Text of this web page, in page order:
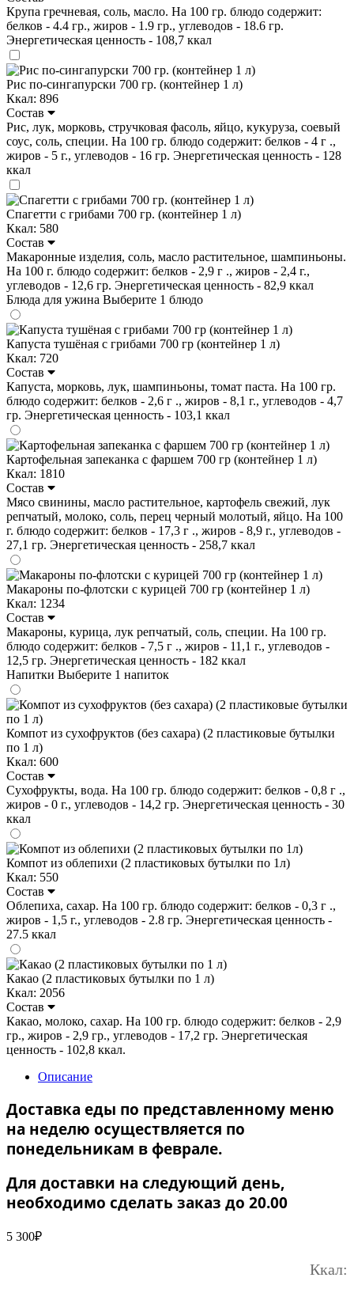
Крупа гречневая, соль, масло. На 100 гр. блюдо содержит:
белков - 4.4 гр., жиров - 1.9 гр., углеводов - 18.6 гр.
Энергетическая ценность - 108,7 ккал
Рис по-сингапурски 700 гр. (контейнер 1 л)
Ккал: 896
Состав
Рис, лук, морковь, стручковая фасоль, яйцо, кукуруза, соевый
соус, соль, специи. На 100 гр. блюдо содержит: белков - 4 г .,
жиров - 5 г., углеводов - 16 гр. Энергетическая ценность - 128
ккал
Спагетти с грибами 700 гр. (контейнер 1 л)
Ккал: 580
Состав
Макаронные изделия, соль, масло растительное, шампиньоны.
На 100 г. блюдо содержит: белков - 2,9 г ., жиров - 2,4 г.,
углеводов - 12,6 гр. Энергетическая ценность - 82,9 ккал
Блюда для ужина Выберите 1 блюдо
Капуста тушёная с грибами 700 гр (контейнер 1 л)
Ккал: 720
Состав
Капуста, морковь, лук, шампиньоны, томат паста. На 100 гр.
блюдо содержит: белков - 2,6 г ., жиров - 8,1 г., углеводов - 4,7
гр. Энергетическая ценность - 103,1 ккал
Картофельная запеканка с фаршем 700 гр (контейнер 1 л)
Ккал: 1810
Состав
Мясо свинины, масло растительное, картофель свежий, лук
репчатый, молоко, соль, перец черный молотый, яйцо. На 100
г. блюдо содержит: белков - 17,3 г ., жиров - 8,9 г., углеводов -
27,1 гр. Энергетическая ценность - 258,7 ккал
Макароны по-флотски с курицей 700 гр (контейнер 1 л)
Ккал: 1234
Состав
Макароны, курица, лук репчатый, соль, специи. На 100 гр.
блюдо содержит: белков - 7,5 г ., жиров - 11,1 г., углеводов -
12,5 гр. Энергетическая ценность - 182 ккал
Напитки Выберите 1 напиток
Компот из сухофруктов (без сахара) (2 пластиковые бутылки
по 1 л)
Ккал: 600
Состав
Сухофрукты, вода. На 100 гр. блюдо содержит: белков - 0,8 г .,
жиров - 0 г., углеводов - 14,2 гр. Энергетическая ценность - 30
ккал
Компот из облепихи (2 пластиковых бутылки по 1л)
Ккал: 550
Состав
Облепиха, сахар. На 100 гр. блюдо содержит: белков - 0,3 г .,
жиров - 1,5 г., углеводов - 2.8 гр. Энергетическая ценность -
27.5 ккал
Какао (2 пластиковых бутылки по 1 л)
Ккал: 2056
Состав
Какао, молоко, сахар. На 100 гр. блюдо содержит: белков - 2,9
гр., жиров - 2,9 гр., углеводов - 17,2 гр. Энергетическая
ценность - 102,8 ккал.
Описание
Доставка еды по представленному меню
на неделю осуществляется по
понедельникам в феврале.
Для доставки на следующий день,
необходимо сделать заказ до 20.00
5 300₽
Ккал: